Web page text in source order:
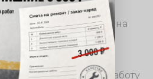
Убедитесь, что
совпадают с метками на
правильную
двигателя.
проверьте работу